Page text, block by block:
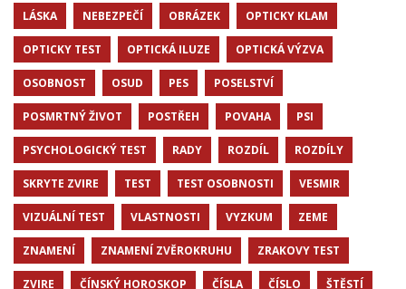
LÁSKA NEBEZPEČÍ OBRÁZEK OPTICKY KLAM
OPTICKY TEST OPTICKÁ ILUZE OPTICKÁ VÝZVA
OSOBNOST OSUD PES POSELSTVÍ
POSMRTNÝ ŽIVOT POSTŘEH POVAHA PSI
PSYCHOLOGICKÝ TEST RADY ROZDÍL ROZDÍLY
SKRYTE ZVIRE TEST TEST OSOBNOSTI VESMIR
VIZUÁLNÍ TEST VLASTNOSTI VYZKUM ZEME
ZNAMENÍ ZNAMENÍ ZVĚROKRUHU ZRAKOVY TEST
ZVIRE ČÍNSKÝ HOROSKOP ČÍSLA ČÍSLO ŠTĚSTÍ